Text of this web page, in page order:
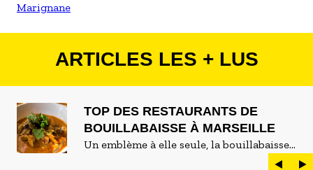
Marignane
ARTICLES LES + LUS
TOP DES RESTAURANTS DE
BOUILLABAISSE À MARSEILLE
Un emblème à elle seule, la bouillabaisse
est LE plat marseillais par excellence. On